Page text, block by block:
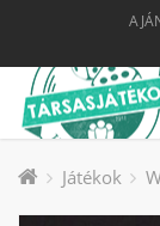
Játékok